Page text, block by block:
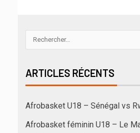
ARTICLES RÉCENTS
Afrobasket U18 – Sénégal vs
Afrobasket féminin U18 – Le